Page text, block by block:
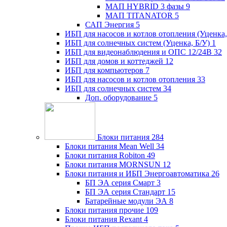
МАП HYBRID 3 фазы 9
МАП TITANATOR 5
САП Энергия 5
ИБП для насосов и котлов отопления
ИБП для солнечных систем (Уценка, Б/У) 1
ИБП для видеонаблюдения и ОПС 12/24В 32
ИБП для домов и коттеджей 12
ИБП для компьютеров 7
ИБП для насосов и котлов отопления 33
ИБП для солнечных систем 34
Доп. оборудование 5
Блоки питания 284
Блоки питания Mean Well 34
Блоки питания Robiton 49
Блоки питания MORNSUN 12
Блоки питания и ИБП Энергоавтоматика 26
БП ЭА серия Смарт 3
БП ЭА серия Стандарт 15
Батарейные модули ЭА 8
Блоки питания прочие 109
Блоки питания Rexant 4